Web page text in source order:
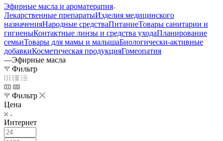
Эфирные масла и ароматерапия
Лекарственные препаратыИзделия медицинского
назначенияНародные средстваПитаниеТовары санитарии и
гигиеныКонтактные линзы и средства уходаПланирование
семьиТовары для мамы и малышаБиологически-активные
добавкиКосметическая продукцияГомеопатия
—Эфирные масла
Фильтр
Фильтр
Цена
Интернет